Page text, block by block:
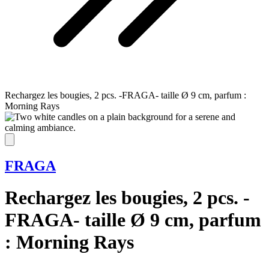
Rechargez les bougies, 2 pcs. -FRAGA- taille Ø 9 cm, parfum :
Morning Rays
FRAGA
Rechargez les bougies, 2 pcs. -
FRAGA- taille Ø 9 cm, parfum
: Morning Rays